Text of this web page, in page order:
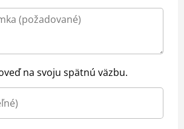
na svoju spätnú väzbu.